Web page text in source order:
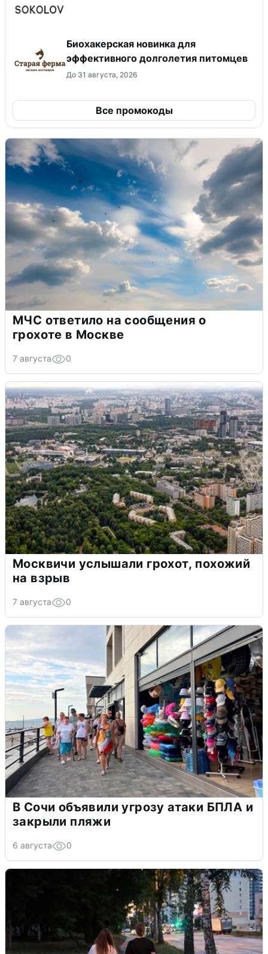
Биохакерская новинка для
эффективного долголетия питомцев
До 31 августа, 2026
Все промокоды
МЧС ответило на сообщения о
грохоте в Москве
7 августа 0
Москвичи услышали грохот, похожий
на взрыв
7 августа 0
В Сочи объявили угрозу атаки БПЛА и
закрыли пляжи
6 августа 0